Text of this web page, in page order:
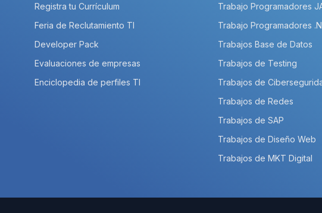
Registra tu Currículum
Feria de Reclutamiento TI
Developer Pack
Evaluaciones de empresas
Enciclopedia de perfiles TI
Trabajo Programadores
Trabajo Programadores
Trabajos Base de Datos
Trabajos de Testing
Trabajos de
Trabajos de Redes
Trabajos de SAP
Trabajos de Diseño Web
Trabajos de MKT Digital